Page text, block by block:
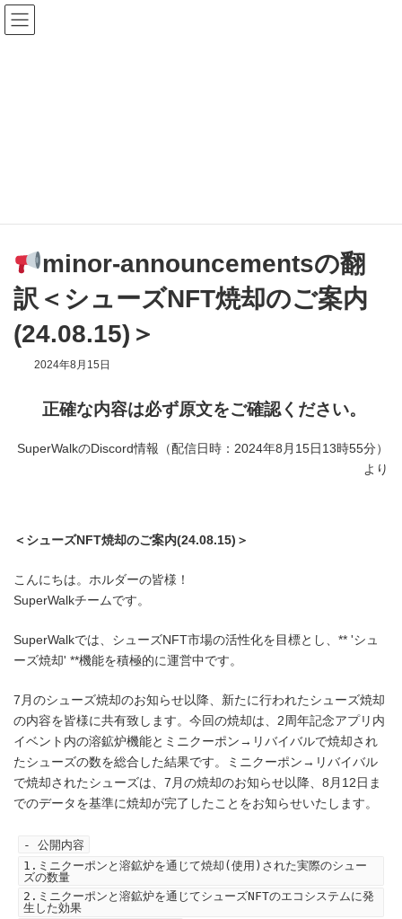
コ
ン
テ
ナ
ビ
ゲ
minor-announcementsの翻
訳＜シューズNFT焼却のご案内
(24.08.15)＞
2024年8月15日
正確な内容は必ず原文をご確認ください。
SuperWalkのDiscord情報（配信日時：2024年8月15日13時55分）
より
＜シューズNFT焼却のご案内(24.08.15)＞
こんにちは。ホルダーの皆様！
SuperWalkチームです。
SuperWalkでは、シューズNFT市場の活性化を目標とし、** 'シュ
ーズ焼却' **機能を積極的に運営中です。
7月のシューズ焼却のお知らせ以降、新たに行われたシューズ焼却
の内容を皆様に共有致します。今回の焼却は、2周年記念アプリ内
イベント内の溶鉱炉機能とミニクーポン→リバイバルで焼却され
たシューズの数を総合した結果です。ミニクーポン→リバイバル
で焼却されたシューズは、7月の焼却のお知らせ以降、8月12日ま
でのデータを基準に焼却が完了したことをお知らせいたします。
- 公開内容
1.ミニクーポンと溶鉱炉を通じて焼却(使用)された実際のシュー
ズの数量
2.ミニクーポンと溶鉱炉を通じてシューズNFTのエコシステムに発
生した効果